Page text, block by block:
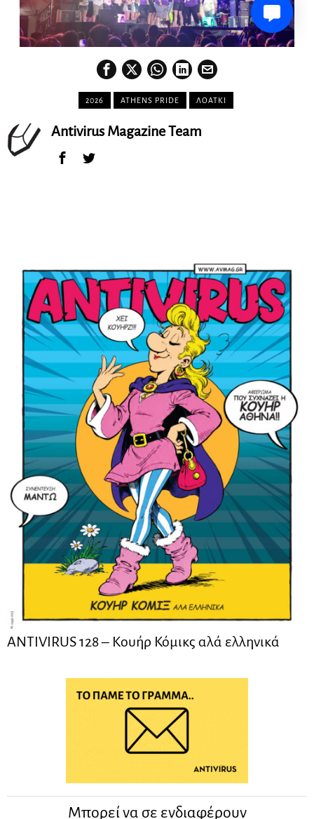
2026 ATHENS PRIDE ΛΟΑΤΚΙ
Antivirus Magazine Team
ANTIVIRUS 128 – Kουήρ Κόμικς αλά ελληνικά
Μπορεί να σε ενδιαφέρουν